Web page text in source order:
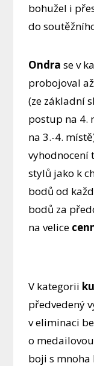
bohužel i
do
Ondrase v
probojoval
(ze základní
postup na 4.
na 3.-4.
vyhodnocení
stylů jako k
bodů od
bodů za
na velice
V kategorii
předvedený
v eliminaci
o
boji s